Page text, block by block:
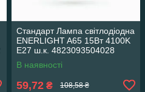
Стандарт Лампа світлодіодна
ENERLIGHT A65 15Вт 4100K
E27 ш.к. 4823093504028
19824
В наявності
59,72 ₴ 108,58 ₴